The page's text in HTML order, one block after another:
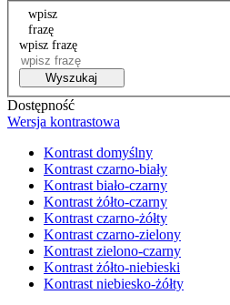
wpisz
frazę
wpisz frazę
Wyszukaj
Dostępność
Wersja kontrastowa
Kontrast domyślny
Kontrast czarno-biały
Kontrast biało-czarny
Kontrast żółto-czarny
Kontrast czarno-żółty
Kontrast czarno-zielony
Kontrast zielono-czarny
Kontrast żółto-niebieski
Kontrast niebiesko-żółty